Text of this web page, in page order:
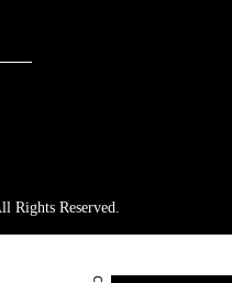
Rights Reserved.